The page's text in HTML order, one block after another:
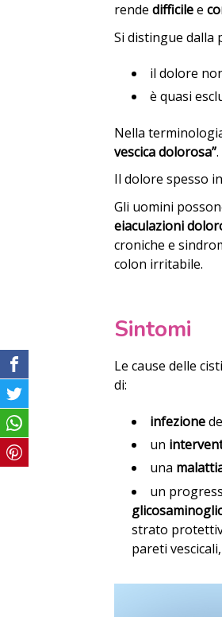
rendedifficilee
Si distingue dalla
il dolore
è quasi
Nella
vescica dolorosa”.
Il dolore spesso
Gli uomini
eiaculazioni
croniche e
colon irritabile.
Sintomi
Le cause delle
di:
infezione
un
una
un
strato
pareti